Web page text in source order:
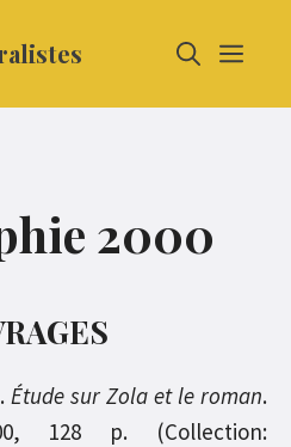
2000
. Étude sur Zola et le roman.
128 p. (Collection: